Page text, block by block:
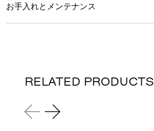
お手入れとメンテナンス
RELATED PRODUCTS